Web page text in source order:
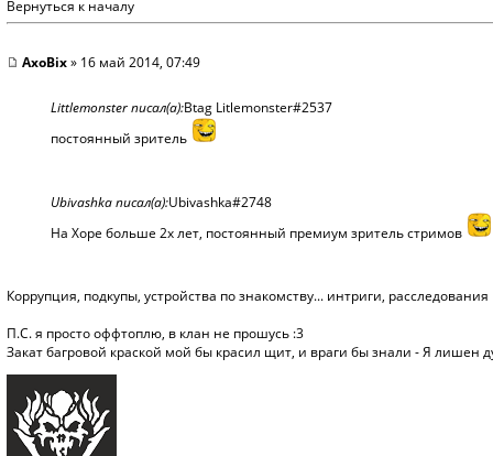
Вернуться к началу
AxoBix» 16 май 2014, 07:49
Littlemonster писал(а):Btag Litlemonster#2537
постоянный зритель
Ubivashka писал(а):Ubivashka#2748
На Хоре больше 2х лет, постоянный премиум зритель стримов
Коррупция, подкупы, устройства по знакомству... интриги, расследования
П.С. я просто оффтоплю, в клан не прошусь :3
Закат багровой краской мой бы красил щит, и враги бы знали - Я лишен